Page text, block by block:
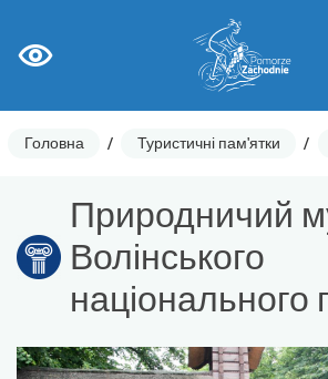
Головна / Туристичні пам'ятки /
Природничий
Волінського
національного